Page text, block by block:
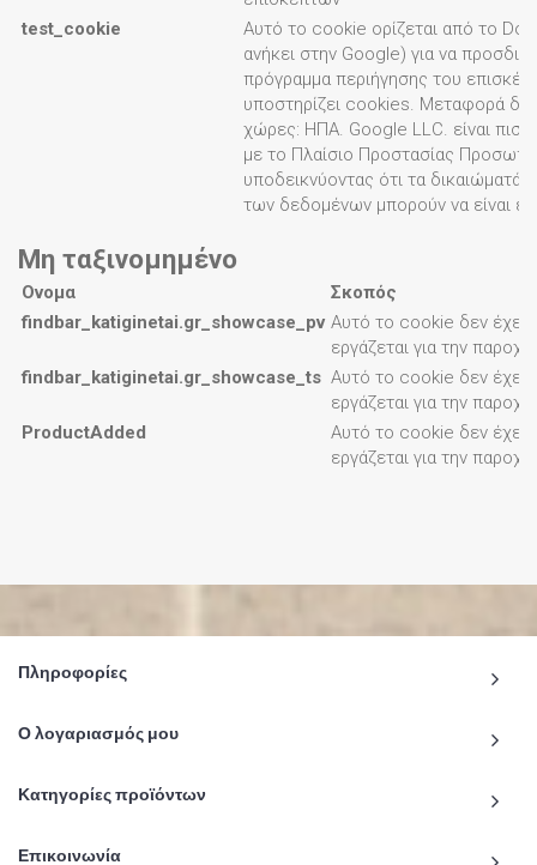
test_cookie
Αυτό το cookie ορίζεται από το
ανήκει στην Google) για να
πρόγραμμα περιήγησης του
υποστηρίζει cookies. Μεταφορά
χώρες: ΗΠΑ. Google LLC. είναι
με το Πλαίσιο Προστασίας
υποδεικνύοντας ότι τα δικαιώματά
των δεδομένων μπορούν να είναι
Μη ταξινομημένο
Ονομα
Σκοπός
findbar_katiginetai.gr_showcase_pv Αυτό το cookie δεν έχει
εργάζεται για την
findbar_katiginetai.gr_showcase_ts Αυτό το cookie δεν έχει
εργάζεται για την
ProductAdded
Αυτό το cookie δεν έχει
εργάζεται για την
Πληροφορίες
Ο λογαριασμός μου
Κατηγορίες προϊόντων
Επικοινωνία